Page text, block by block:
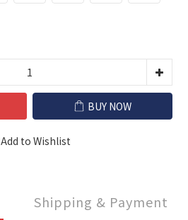
BUY NOW
Add to Wishlist
Shipping & Payment